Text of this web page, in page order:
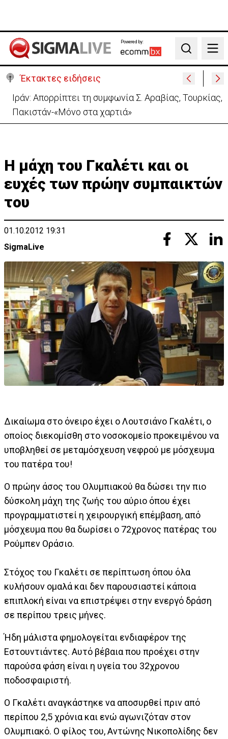
Powered by:
Search
Έκτακτες ειδήσεις
Συνελήφθη και η σύζυγος του 27χρονου για το
τροχαίο με σκούτερ
Η μάχη του Γκαλέτι και οι
ευχές των πρώην συμπαικτών
του
01.10.2012 19:31
SigmaLive
Δικαίωμα στο όνειρο έχει ο Λουτσιάνο Γκαλέτι, ο
οποίος διεκομίσθη στο νοσοκομείο προκειμένου να
υποβληθεί σε μεταμόσχευση νεφρού με μόσχευμα
του πατέρα του!
Ο πρώην άσος του Ολυμπιακού θα δώσει την πιο
δύσκολη μάχη της ζωής του αύριο όπου έχει
προγραμματιστεί η χειρουργική επέμβαση, από
μόσχευμα που θα δωρίσει ο 72χρονος πατέρας του
Ρούμπεν Οράσιο.
Στόχος του Γκαλέτι σε περίπτωση όπου όλα
κυλήσουν ομαλά και δεν παρουσιαστεί κάποια
επιπλοκή είναι να επιστρέψει στην ενεργό δράση
σε περίπου τρεις μήνες.
Ήδη μάλιστα φημολογείται ενδιαφέρον της
Εστουντιάντες. Αυτό βέβαια που προέχει στην
παρούσα φάση είναι η υγεία του 32χρονου
ποδοσφαιριστή.
Ο Γκαλέτι αναγκάστηκε να αποσυρθεί πριν από
περίπου 2,5 χρόνια και ενώ αγωνιζόταν στον
Ολυμπιακό. Ο φίλος του, Αντώνης Νικοπολίδης δεν